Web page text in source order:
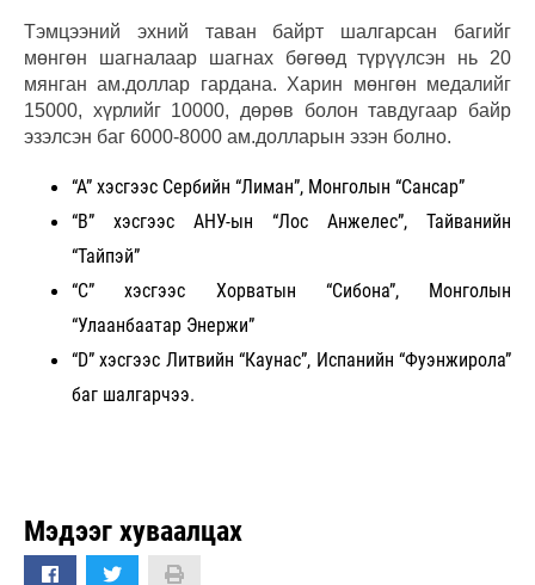
Тэмцээний эхний таван байрт шалгарсан багийг
мөнгөн шагналаар шагнах бөгөөд түрүүлсэн нь 20
мянган ам.доллар гардана. Харин мөнгөн медалийг
15000, хүрлийг 10000, дөрөв болон тавдугаар байр
эзэлсэн баг 6000-8000 ам.долларын эзэн болно.
“А” хэсгээс Сербийн “Лиман”, Монголын “Сансар”
“В” хэсгээс АНУ-ын “Лос Анжелес”, Тайванийн
“Тайпэй”
“С” хэсгээс Хорватын “Сибона”, Монголын
“Улаанбаатар Энержи”
“D” хэсгээс Литвийн “Каунас”, Испанийн “Фуэнжирола”
баг шалгарчээ.
Мэдээг хуваалцах